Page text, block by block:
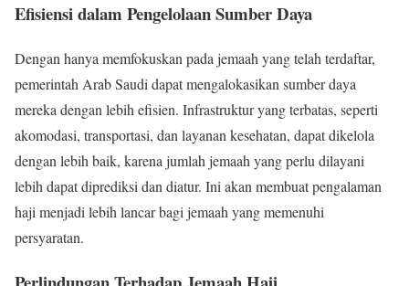
Efisiensi dalam Pengelolaan Sumber Daya
Dengan hanya memfokuskan pada jemaah yang telah terdaftar,
pemerintah Arab Saudi dapat mengalokasikan sumber daya
mereka dengan lebih efisien. Infrastruktur yang terbatas, seperti
akomodasi, transportasi, dan layanan kesehatan, dapat dikelola
dengan lebih baik, karena jumlah jemaah yang perlu dilayani
lebih dapat diprediksi dan diatur. Ini akan membuat pengalaman
haji menjadi lebih lancar bagi jemaah yang memenuhi
persyaratan.